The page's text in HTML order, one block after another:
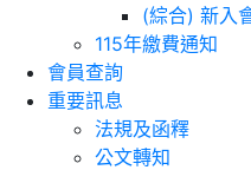
(綜合) 新入
115年繳費通知
會員查詢
重要訊息
法規及函釋
公文轉知